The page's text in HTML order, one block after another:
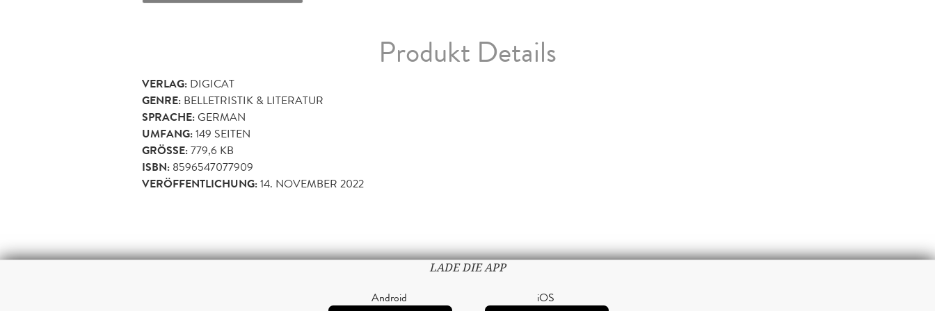
Produkt Details
VERLAG: DIGICAT
GENRE: BELLETRISTIK & LITERATUR
SPRACHE:GERMAN
UMFANG:149 SEITEN
GRÖSSE: 779,6 KB
ISBN: 8596547077909
VERÖFFENTLICHUNG:14. NOVEMBER 2022
LADE DIE APP
Android iOS